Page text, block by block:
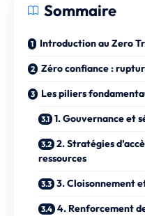
Sommaire
Introduction au Zero
Zéro confiance :
Les piliers
1. Gouvernance et
2. Stratégies
ressources
3. Cloisonnement
4. Renforcement